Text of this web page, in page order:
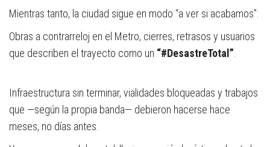
Mientras tanto, la ciudad sigue en modo “a ver si acabamos”:
Obras a contrarreloj en el Metro, cierres, retrasos y usuarios
que describen el trayecto como un “#DesastreTotal”
Infraestructura sin terminar, vialidades bloqueadas y trabajos
que —según la propia banda— debieron hacerse hace
meses, no días antes.